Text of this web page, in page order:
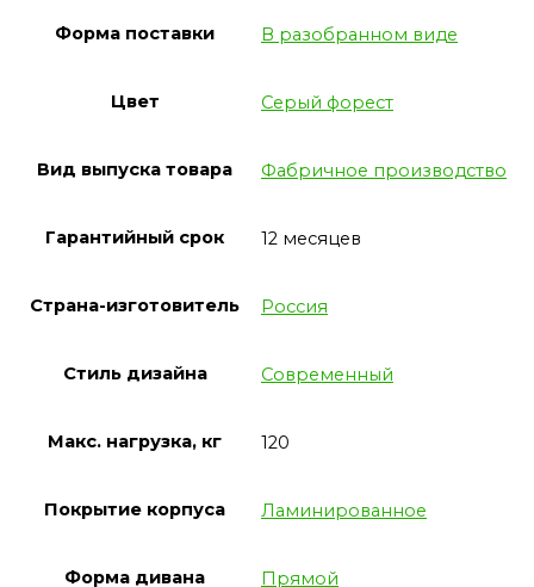
Форма поставки В разобранном виде
Цвет Серый форест
Вид выпуска товара Фабричное производство
Гарантийный срок 12 месяцев
Страна-изготовитель Россия
Стиль дизайна Современный
Макс. нагрузка, кг 120
Покрытие корпуса Ламинированное
Форма дивана Прямой